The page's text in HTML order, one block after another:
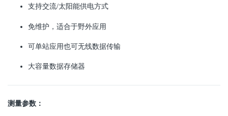
支持交流/太阳能供电方式
免维护，适合于野外应用
可单站应用也可无线数据传输
大容量数据存储器
测量参数：